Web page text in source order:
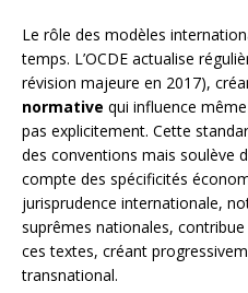
Le rôle des modèles
temps. L’OCDE actualise
révision majeure en 2017),
normative qui influence
pas explicitement. Cette
des conventions mais soulève
compte des spécificités
jurisprudence internationale,
suprêmes nationales,
ces textes, créant
transnational.